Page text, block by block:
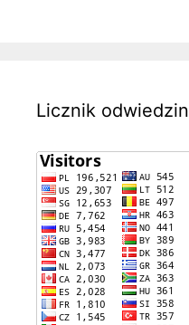
Licznik odwiedzin